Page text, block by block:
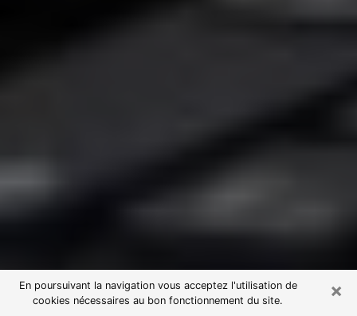
×
En poursuivant la navigation vous acceptez l'utilisation de
cookies nécessaires au bon fonctionnement du site.